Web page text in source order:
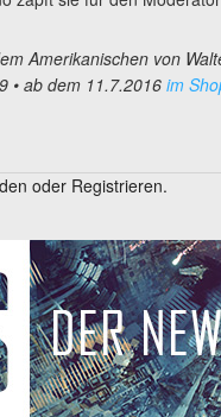
Amerikanischen von
• ab dem 11.7.2016 im
oder Registrieren.